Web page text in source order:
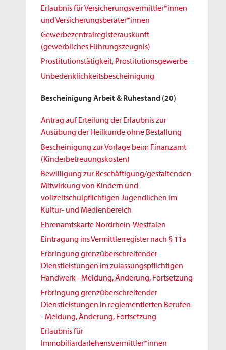
Erlaubnis für Versicherungsvermittler*innen
und Versicherungsberater*innen
Gewerbezentralregisterauskunft
(gewerbliches Führungszeugnis)
Prostitutionstätigkeit, Prostitutionsgewerbe
Unbedenklichkeitsbescheinigung
Bescheinigung Arbeit & Ruhestand (20)
Antrag auf Erteilung der Erlaubnis zur
Ausübung der Heilkunde ohne Bestallung
Bescheinigung zur Vorlage beim Finanzamt
(Kinderbetreuungskosten)
Bewilligung zur Beschäftigung/gestaltenden
Mitwirkung von Kindern und
vollzeitschulpflichtigen Jugendlichen im
Kultur- und Medienbereich
Ehrenamtskarte Nordrhein-Westfalen
Eintragung ins Vermittlerregister nach § 11a
Erbringung grenzüberschreitender
Dienstleistungen im zulassungspflichtigen
Handwerk - Meldung, Änderung, Fortsetzung
Erbringung grenzüberschreitender
Dienstleistungen in reglementierten Berufen
- Meldung, Änderung, Fortsetzung
Erlaubnis für
Immobiliardarlehensvermittler*innen